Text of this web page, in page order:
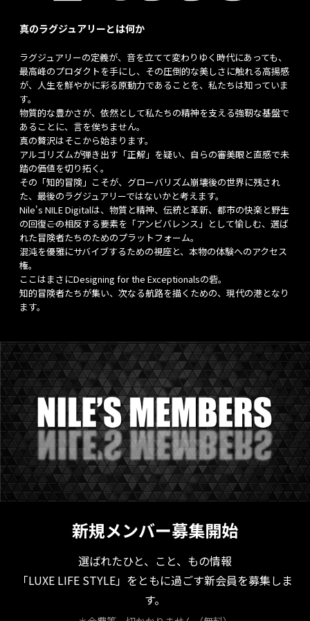
真のラグジュアリーとは何か
ラグジュアリーの定義が、音を立てて変わりゆく時代にあっても、
最高峰のプロダクトを手にし、その圧倒的な美しさに触れる高揚感
が、人生を鮮やかに彩る原動力であることを、私たちは知っていま
す。
物質的な豊かさが、依然として私たちの精神を支える強靭な基盤で
あることに、言を俟ちません。
真の贅沢はそこから始まります。
アルゴリズムが弾き出す「正解」を疑い、自らの審美眼と直感で未
踏の価値を切り拓く。
その「知的冒険」こそが、グローバリズム崩壊後の世界に残され
た、最後のラグジュアリーではないかと考えます。
Nile's NILE Digitalは、物質と精神、伝統と革新、都市の快楽と野生
の回復――この相反する要素を「アンビバレンス」として愉しむ、選ば
れた冒険者たちのためのプラットフォーム。
混沌を優雅にサバイブするための視座と、本物の体験へのアクセス
権。
ここはまさにDesigning for the Exceptionalsの砦。
知的冒険者たちが集い、次なる航路を描くための、現代の港となり
ます。
新規メンバー募集開始
選ばれたひと、こと、もの情報
「LUXE LIFE STYLE」をともに過ごす新会員を募集しま
す。